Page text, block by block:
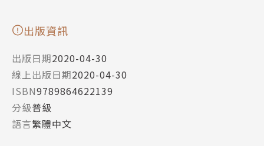
出版資訊
出版日期2020-04-30
線上出版日期2020-04-30
ISBN9789864622139
分級普級
語言繁體中文